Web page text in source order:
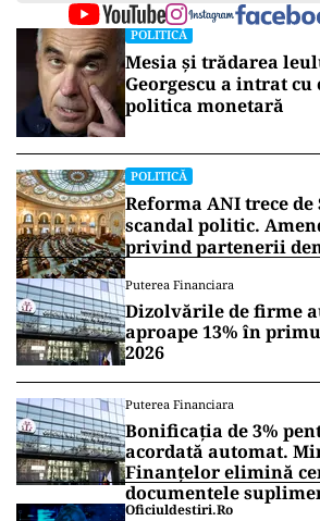
POLITICĂ
Mesia și trădarea
Georgescu a intrat
politica monetară
POLITICĂ
Reforma ANI trece de
scandal politic.
privind partenerii
Puterea Financiara
Dizolvările de firme
aproape 13% în
2026
Puterea Financiara
Bonificația de 3%
acordată automat.
Finanțelor elimină
documentele
Oficiuldestiri.ro